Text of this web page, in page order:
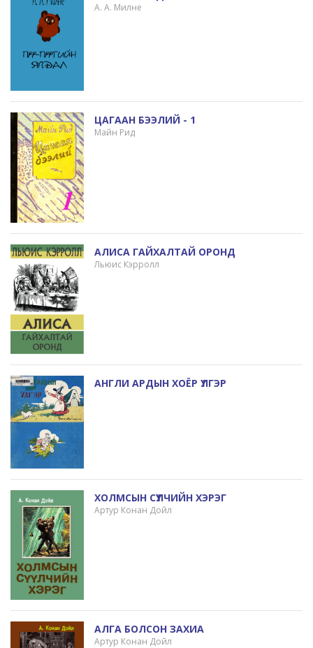
А. А. Милне
ЦАГААН БЭЭЛИЙ - 1
Майн Рид
АЛИСА ГАЙХАЛТАЙ ОРОНД
Льюис Кэрролл
АНГЛИ АРДЫН ХОЁР ҮЛГЭР
ХОЛМСЫН СҮҮЛЧИЙН ХЭРЭГ
Артур Конан Дойл
АЛГА БОЛСОН ЗАХИА
Артур Конан Дойл